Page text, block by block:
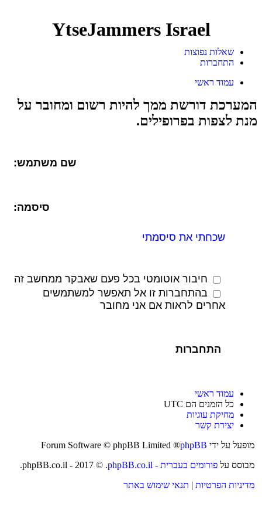
YtseJammers Israel
שאלות נפוצות
התחברות
עמוד ראשי
המערכת דורשת ממך להיות רשום ומחובר על
מנת לצפות בפרופילים.
שם משתמש:
סיסמה:
שכחתי את סיסמתי
חיבור אוטומטי בכל פעם שאבקר ממחשב זה
בהתחברות זו אל תאפשר למשתמשים
אחרים לראות אם אני מחובר
עמוד ראשי
כל הזמנים הם UTC
מחיקת עוגיות
יצירת קשר
מופעל על ידי phpBB
® Forum Software © phpBB Limited
מבוסס על phpBB.co.il - פורומים בעברית
. © 2017 - phpBB.co.il.
מדיניות הפרטיות | תנאי שימוש באתר